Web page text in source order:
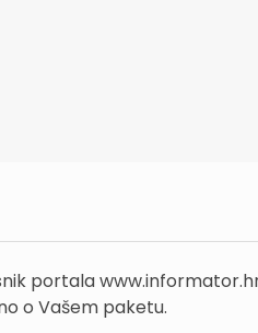
portala
o Vašem paketu.